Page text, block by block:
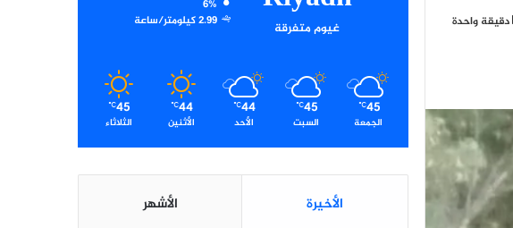
دقيقة واحدة غيوم متفرقة
6%
2.99 كيلومتر/ساعة
45
℃
الجمعة
45
℃
السبت
44
℃
الأحد
44
℃
الأثنين
45
℃
الثلاثاء
الأخيرة الأشهر